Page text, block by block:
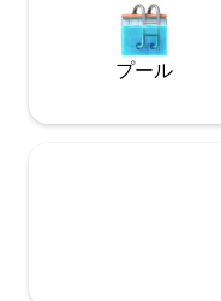
プール